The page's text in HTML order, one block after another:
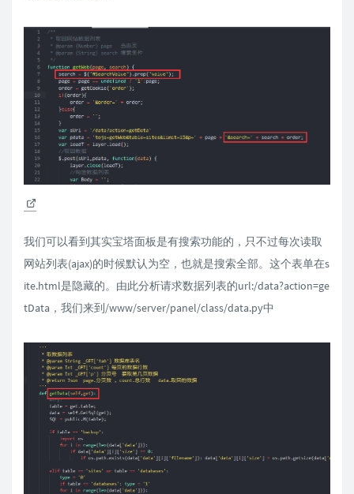
我们可以看到其实宝塔面板是有搜索功能的，只不过每次读取
网站列表(ajax)的时候默认为空，也就是搜索全部。这个表单在s
ite.html是隐藏的。由此分析请求数据列表的url:/data?action=ge
tData，我们来到/www/server/panel/class/data.py中